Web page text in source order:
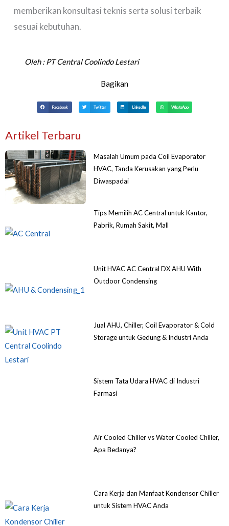
memberikan konsultasi teknis serta solusi terbaik
sesuai kebutuhan.
Oleh :PT Central Coolindo Lestari
Bagikan
Facebook Twitter LinkedIn WhatsApp
Artikel Terbaru
Masalah Umum pada Coil Evaporator
HVAC, Tanda Kerusakan yang Perlu
Diwaspadai
Tips Memilih AC Central untuk Kantor,
Pabrik, Rumah Sakit, Mall
Unit HVAC AC Central DX AHU With
Outdoor Condensing
Jual AHU, Chiller, Coil Evaporator & Cold
Storage untuk Gedung & Industri Anda
Sistem Tata Udara HVAC di Industri
Farmasi
Air Cooled Chiller vs Water Cooled Chiller,
Apa Bedanya?
Cara Kerja dan Manfaat Kondensor Chiller
untuk Sistem HVAC Anda